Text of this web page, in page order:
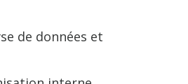
de données et